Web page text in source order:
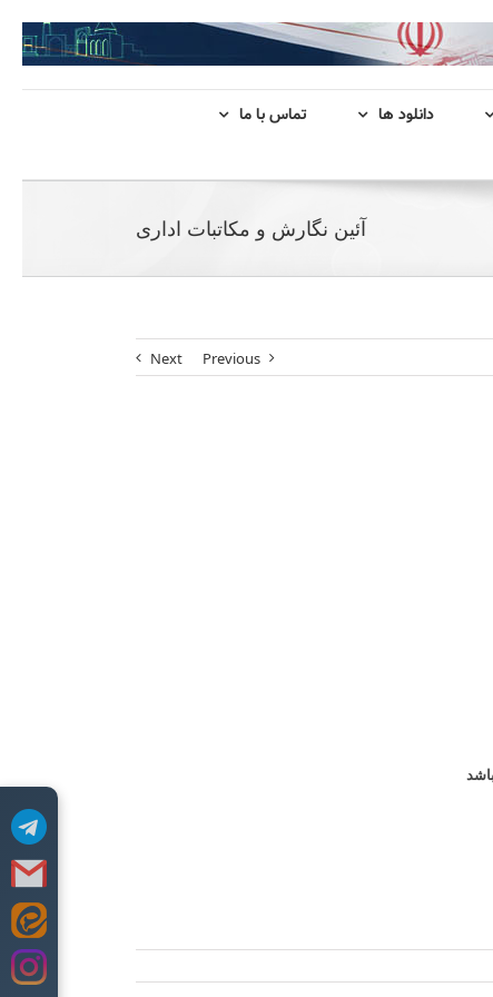
دانلود ها
تماس با ما
آئین نگارش و مکاتبات اداری
Previous
Next